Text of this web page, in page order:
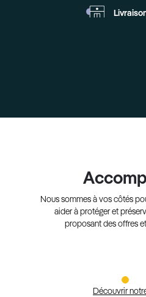
Nous sommes à vos côtés
aider à protéger et
proposant des offres
Découvrir